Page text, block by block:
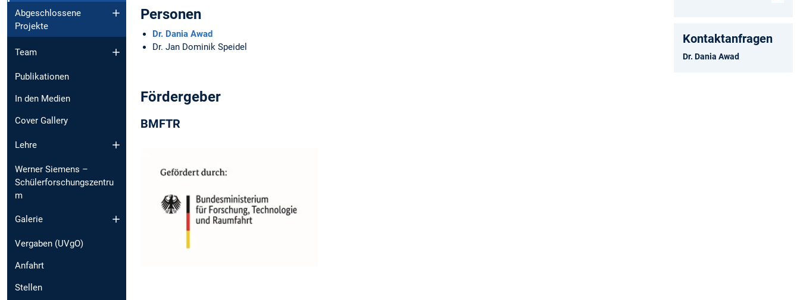
Abgeschlossene
Projekte
Team
Publikationen
In den Medien
Cover Gallery
Lehre
Werner Siemens –
Schülerforschungszentru
m
Galerie
Vergaben (UVgO)
Anfahrt
Stellen
Personen
Dr. Dania Awad
Dr. Jan Dominik Speidel
Fördergeber
BMFTR
Kontaktanfragen
Dr. Dania Awad